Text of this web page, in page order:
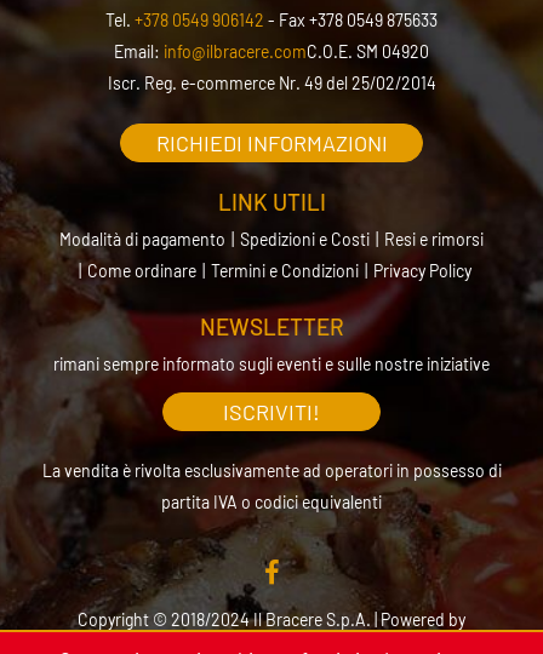
Tel. +378 0549 906142 - Fax +378 0549 875633
Email: info@ilbracere.comC.O.E. SM 04920
Iscr. Reg. e-commerce Nr. 49 del 25/02/2014
RICHIEDI INFORMAZIONI
LINK UTILI
Modalità di pagamento Spedizioni e Costi
Resi e rimorsi
Come ordinare
Termini e Condizioni Privacy Policy
NEWSLETTER
rimani sempre informato sugli eventi e sulle nostre iniziative
ISCRIVITI!
La vendita è rivolta esclusivamente ad operatori in possesso di
partita IVA o codici equivalenti
Copyright © 2018/2024 Il Bracere S.p.A. | Powered by